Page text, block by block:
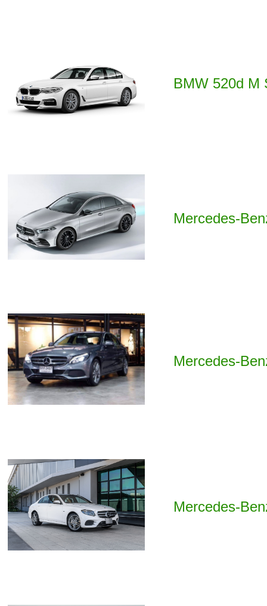
BMW 520d M
Mercedes-
Mercedes-
Mercedes-